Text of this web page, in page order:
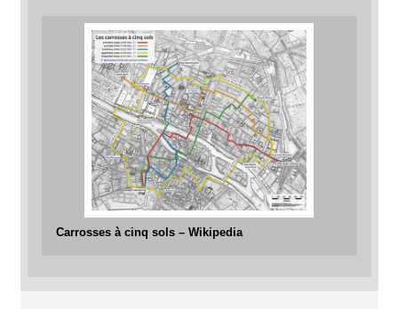
Carrosses à cinq sols – Wikipedia